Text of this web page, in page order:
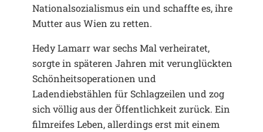
Nationalsozialismus ein und schaffte es, ihre
Mutter aus Wien zu retten.
Hedy Lamarr war sechs Mal verheiratet,
sorgte in späteren Jahren mit verunglückten
Schönheitsoperationen und
Ladendiebstählen für Schlagzeilen und zog
sich völlig aus der Öffentlichkeit zurück. Ein
filmreifes Leben, allerdings erst mit einem